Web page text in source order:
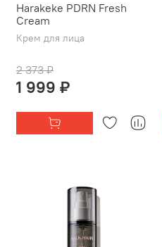
Harakeke PDRN Fresh
Cream
Крем для лица
2 373 ₽
1 999 ₽